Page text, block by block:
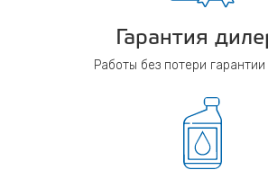
Гарантия
Работы без потери